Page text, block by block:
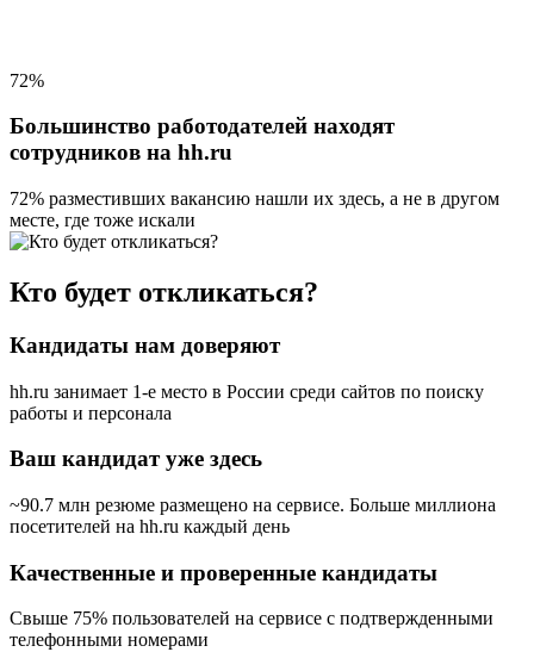
72%
Большинство работодателей находят
сотрудников на hh.ru
72% разместивших вакансию нашли их здесь, а не в другом
месте, где тоже искали
Кто будет откликаться?
Кандидаты нам доверяют
hh.ru занимает 1-е место в России среди сайтов по поиску
работы и персонала
Ваш кандидат уже здесь
~90.7 млн резюме размещено на сервисе. Больше миллиона
посетителей на hh.ru каждый день
Качественные и проверенные кандидаты
Свыше 75% пользователей на сервисе с подтвержденными
телефонными номерами